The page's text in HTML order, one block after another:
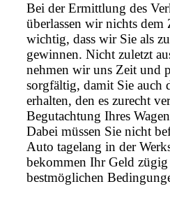
Bei der Ermittlung des
überlassen wir nichts
wichtig, dass wir Sie als
gewinnen. Nicht zuletzt
nehmen wir uns Zeit und
sorgfältig, damit Sie auch
erhalten, den es zurecht
Begutachtung Ihres
Dabei müssen Sie nicht
Auto tagelang in der
bekommen Ihr Geld
bestmöglichen